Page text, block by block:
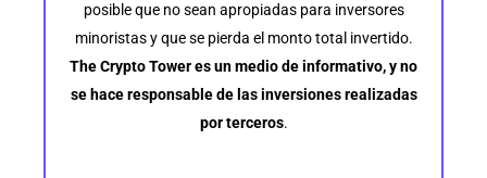
posible que no sean apropiadas para inversores
minoristas y que se pierda el monto total invertido.
The Crypto Tower es un medio de informativo, y no
se hace responsable de las inversiones realizadas
por terceros.